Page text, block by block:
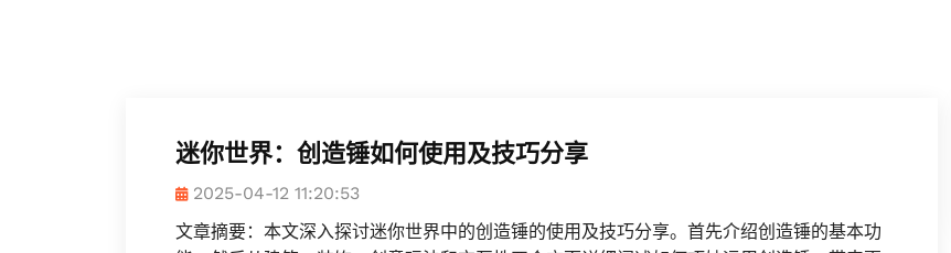
迷你世界：创造锤如何使用及技巧分享
2025-04-12 11:20:53
文章摘要：本文深入探讨迷你世界中的创造锤的使用及技巧分享。首先介绍创造锤的基本功